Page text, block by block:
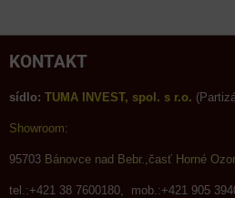
KONTAKT
sídlo: TUMA INVEST, spol. s r.o.
Showroom:
95703 Bánovce nad Bebr.,časť Horné
tel.:+421 38 7600180, mob.:+421 905